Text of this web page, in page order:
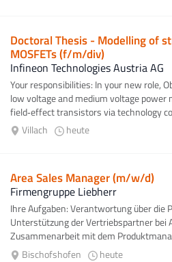
Doctoral Thesis - Modelling of
MOSFETs (f/m/div)
Infineon Technologies Austria AG
Your responsibilities: In your new role,
low voltage and medium voltage
field‑effect transistors via technology
Villach
heute
Area Sales Manager (m/w/d)
Firmengruppe Liebherr
Ihre Aufgaben: Verantwortung über die
Unterstützung der Vertriebspartner bei
Zusammenarbeit mit dem
Positionierung...
Bischofshofen heute